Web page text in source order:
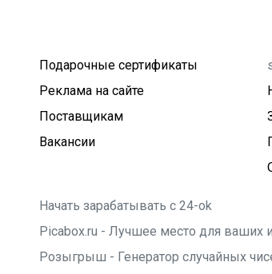
Подарочные сертификаты
Реклама на сайте
Поставщикам
Вакансии
Начать зарабатывать с 24-ok
Picabox.ru - Лучшее место для ваших
Розыгрыш - Генератор случайных